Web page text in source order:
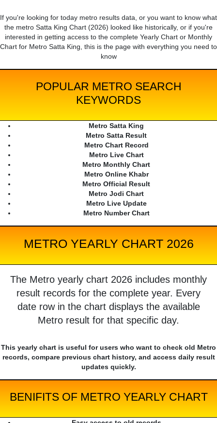
If you're looking for today metro results data, or you want to know what
the metro Satta King Chart (2026) looked like historically, or if you're
interested in getting access to the complete Yearly Chart or Monthly
Chart for Metro Satta King, this is the page with everything you need to
know
POPULAR METRO SEARCH
KEYWORDS
Metro Satta King
Metro Satta Result
Metro Chart Record
Metro Live Chart
Metro Monthly Chart
Metro Online Khabr
Metro Official Result
Metro Jodi Chart
Metro Live Update
Metro Number Chart
METRO YEARLY CHART 2026
The Metro yearly chart 2026 includes monthly
result records for the complete year. Every
date row in the chart displays the available
Metro result for that specific day.
This yearly chart is useful for users who want to check old Metro
records, compare previous chart history, and access daily result
updates quickly.
BENIFITS OF METRO YEARLY CHART